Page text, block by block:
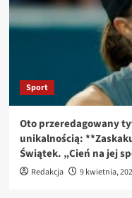
Sport
Oto przeredagowany
unikalnością:
Świątek. „Cień na jej
Redakcja 9 kwietnia,